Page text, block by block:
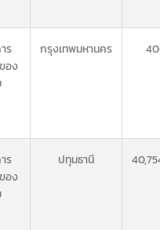
ร
อง
กรุงเทพมหานคร
ร
อง
ปทุมธานี